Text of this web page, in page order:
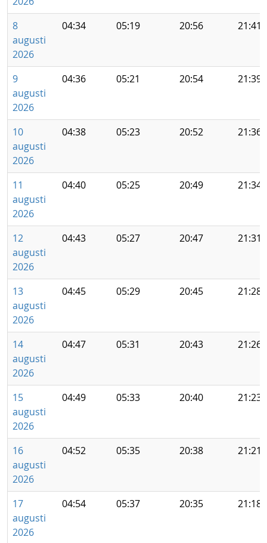
8
augusti
2026
04:34 05:19 20:56 21:41
9
augusti
2026
04:36 05:21 20:54 21:39
10
augusti
2026
04:38 05:23 20:52 21:36
11
augusti
2026
04:40 05:25 20:49 21:34
12
augusti
2026
04:43 05:27 20:47 21:31
13
augusti
2026
04:45 05:29 20:45 21:28
14
augusti
2026
04:47 05:31 20:43 21:26
15
augusti
2026
04:49 05:33 20:40 21:23
16
augusti
2026
04:52 05:35 20:38 21:21
17
augusti
2026
04:54 05:37 20:35 21:18